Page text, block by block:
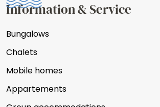
Information & Service
Bungalows
Chalets
Mobile homes
Appartements